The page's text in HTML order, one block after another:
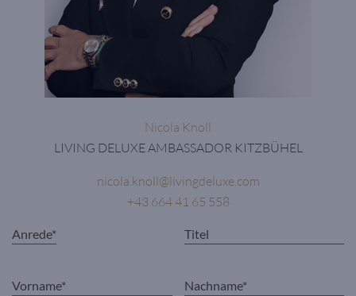
Nicola Knoll
LIVING DELUXE AMBASSADOR KITZBÜHEL
nicola.knoll@livingdeluxe.com
+43 664 41 65 558